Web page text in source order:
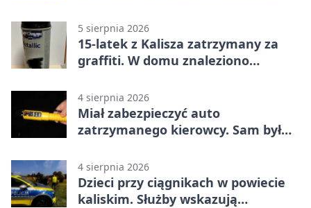
5 sierpnia 2026
15-latek z Kalisza zatrzymany za
graffiti. W domu znaleziono
4 sierpnia 2026
Miał zabezpieczyć auto
zatrzymanego kierowcy. Sam był
4 sierpnia 2026
Dzieci przy ciągnikach w powiecie
kaliskim. Służby wskazują